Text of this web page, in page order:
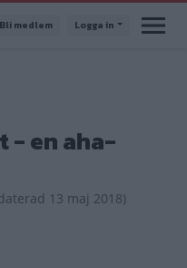
Bli medlem Logga in
- en aha-
13 maj 2018)